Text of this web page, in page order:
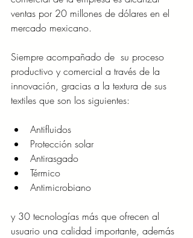
ventas por 20 millones de dólares en el
mercado mexicano.
Siempre acompañado de  su proceso
productivo y comercial a través de la
innovación, gracias a la textura de sus
textiles que son los siguientes:
Antifluidos
Protección solar
Antirasgado
Térmico
Antimicrobiano
y 30 tecnologías más que ofrecen al
usuario una calidad importante, además